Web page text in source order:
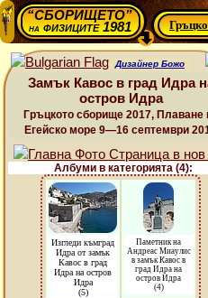
“СБОРИЩЕТО”
нафизиците 1981
Дизайнер Божо
Замък Кавос в град Идра
остров Идра
Гръцкото сборище 2017, Плаване
Егейско море 9—16 септември
Албуми в категорията (4):
Изгледи къмград
Идра от замък
Кавос в град
Идра на остров
Идра
(5)
Паметник на
Андреас Миаулис
в замък Кавос в
град Идра на
остров Идра
(4)